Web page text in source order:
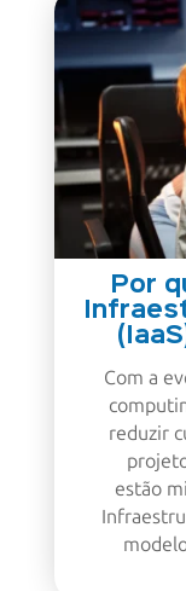
Por
Com a
reduzir
estão